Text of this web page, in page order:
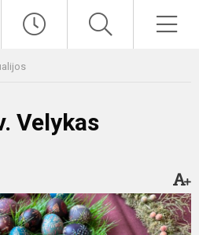
Velykas